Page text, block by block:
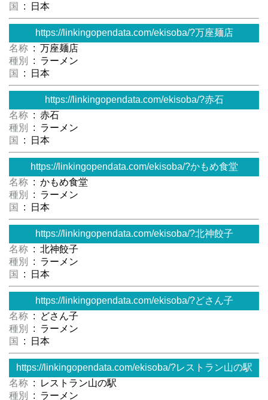
国
: 日本
https://linkingopendata.com/ekisoba/?万座麺店
名称 : 万座麺店
種別
: ラーメン
国
: 日本
https://linkingopendata.com/ekisoba/?赤石
名称 : 赤石
種別
: ラーメン
国
: 日本
https://linkingopendata.com/ekisoba/?かもめ食堂
名称 : かもめ食堂
種別
: ラーメン
国
: 日本
https://linkingopendata.com/ekisoba/?北神餃子
名称 : 北神餃子
種別
: ラーメン
国
: 日本
https://linkingopendata.com/ekisoba/?どさん子
名称 : どさん子
種別
: ラーメン
国
: 日本
https://linkingopendata.com/ekisoba/?レストラン山の駅
名称 : レストラン山の駅
種別
: ラーメン